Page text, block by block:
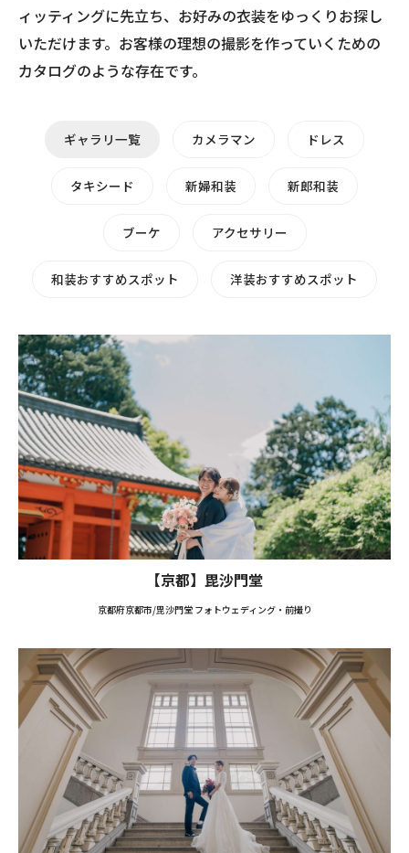
ィッティングに先立ち、お好みの衣装をゆっくりお探し
いただけます。お客様の理想の撮影を作っていくための
カタログのような存在です。
ギャラリ一覧 カメラマン ドレス
タキシード 新婦和装 新郎和装
ブーケ アクセサリー
和装おすすめスポット 洋装おすすめスポット
【京都】毘沙門堂
京都府京都市/毘沙門堂 フォトウェディング・前撮り